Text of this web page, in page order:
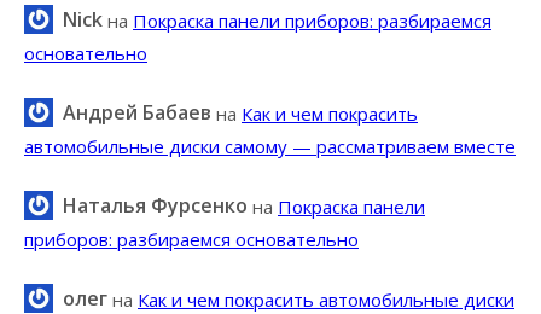
Nick на Покраска панели приборов: разбираемся
основательно
Андрей Бабаев на Как и чем покрасить
автомобильные диски самому — рассматриваем вместе
Наталья Фурсенко на Покраска панели
приборов: разбираемся основательно
олег на Как и чем покрасить автомобильные диски